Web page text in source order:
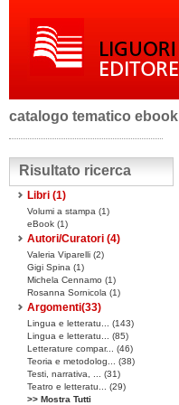
catalogo tematico ebook
Risultato ricerca
Libri (1)
Volumi a stampa (1)
eBook (1)
Autori/Curatori (4)
Valeria Viparelli (2)
Gigi Spina (1)
Michela Cennamo (1)
Rosanna Sornicola (1)
Argomenti(33)
Lingua e letteratu... (143)
Lingua e letteratu... (85)
Letterature compar... (46)
Teoria e metodolog... (38)
Testi, narrativa, ... (31)
Teatro e letteratu... (29)
>> Mostra Tutti